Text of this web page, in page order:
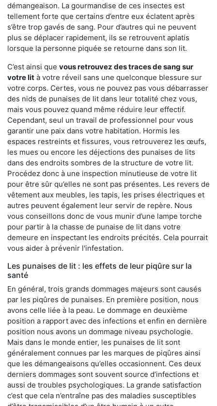
démangeaison. La gourmandise de ces insectes est
tellement forte que certains d’entre eux éclatent après
s’être trop gavés de sang. Pour d’autres qui ne peuvent
plus se déplacer rapidement, ils se retrouvent aplatis
lorsque la personne piquée se retourne dans son lit.
C’est ainsi que vous retrouvez des traces de sang sur
votre lit à votre réveil sans une quelconque blessure sur
votre corps. Certes, vous ne pouvez pas vous débarrasser
des nids de punaises de lit dans leur totalité chez vous,
mais vous pouvez quand même réduire leur effectif.
Cependant, seul un travail de professionnel pour vous
garantir une paix dans votre habitation. Hormis les
espaces restreints et fissures, vous retrouverez les œufs,
les mues ou encore les déjections des punaises de lits
dans des endroits sombres de la structure de votre lit.
Procédez donc à une inspection minutieuse de votre lit
pour être sûr qu’elles ne sont pas présentes. Les revers de
vêtement aux meubles, les tapis, les prises électriques et
autres peuvent également leur servir de repère. Nous
vous conseillons donc de vous munir d’une lampe torche
pour partir à la chasse de punaise de lit dans votre
demeure en inspectant les endroits précités. Cela pourrait
vous aider à prévenir l'infestation.
Les punaises de lit : les effets de leur piqûre sur la
santé
En général, trois grands dommages majeurs sont causés
par les piqûres de punaises. En première position, nous
avons celle liée à la peau. Le dommage en deuxième
position a rapport avec des infections et enfin en dernière
position nous avons un dommage niveau psychologie.
Mais dans le monde entier, les punaises de lit sont
généralement connues par les marques de piqûres ainsi
que les démangeaisons qu’elles occasionnent. Ces deux
derniers dommages sont souvent source d’infections et
aussi de troubles psychologiques. La grande satisfaction
c’est que cela n’entraîne pas des maladies susceptibles